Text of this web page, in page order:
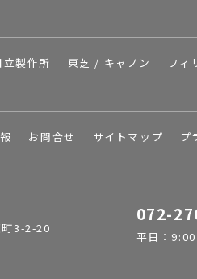
製作所 東芝 / キャノン フィ
お問合せ サイトマップ プ
3-2-20
072-
平日：